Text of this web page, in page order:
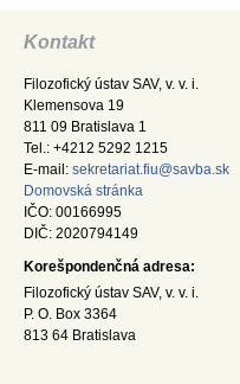
Kontakt
Filozofický ústav SAV, v. v. i.
Klemensova 19
811 09 Bratislava 1
Tel.: +4212 5292 1215
E-mail: sekretariat.fiu@savba.sk
Domovská stránka
IČO: 00166995
DIČ: 2020794149
Korešpondenčná adresa:
Filozofický ústav SAV, v. v. i.
P. O. Box 3364
813 64 Bratislava